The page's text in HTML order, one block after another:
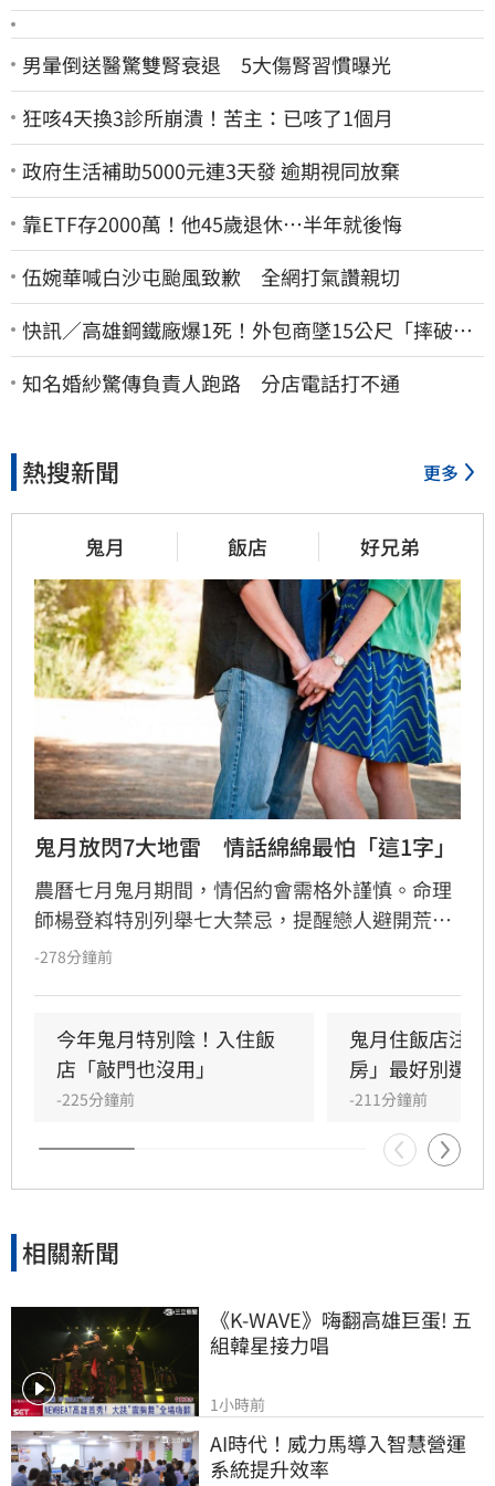
男暈倒送醫驚雙腎衰退 5大傷腎習慣曝光
狂咳4天換3診所崩潰！苦主：已咳了1個月
政府生活補助5000元連3天發 逾期視同放棄
靠ETF存2000萬！他45歲退休…半年就後悔
伍婉華喊白沙屯颱風致歉 全網打氣讚親切
快訊／高雄鋼鐵廠爆1死！外包商墜15公尺「摔破頭
亡」
知名婚紗驚傳負責人跑路 分店電話打不通
熱搜新聞 更多
鬼月 飯店 好兄弟
鬼月放閃7大地雷　情話綿綿最怕「這1字」
農曆七月鬼月期間，情侶約會需格外謹慎。命理
師楊登嵙特別列舉七大禁忌，提醒戀人避開荒郊
野外、老舊影院等陰氣重場所，以免過度放閃引
話，以免招來不祥。特別注意的是，七夕當天應
避免食用牛肉，以免衝撞牛郎織女傳說引發感情
爭執。楊登嵙建議，只要心存敬意並注意言行，
若不慎誤觸禁忌，透過行善積德即可化解，不必
過度擔憂，依然能維持甜蜜穩定關係。
-278分鐘前
今年鬼月特別陰！入住飯
店「敲門也沒用」
-225分鐘前
鬼月住飯店注
房」最好別選
-211分鐘前
相關新聞
《K-WAVE》嗨翻高雄巨蛋! 五
組韓星接力唱
1小時前
AI時代！威力馬導入智慧營運
系統提升效率